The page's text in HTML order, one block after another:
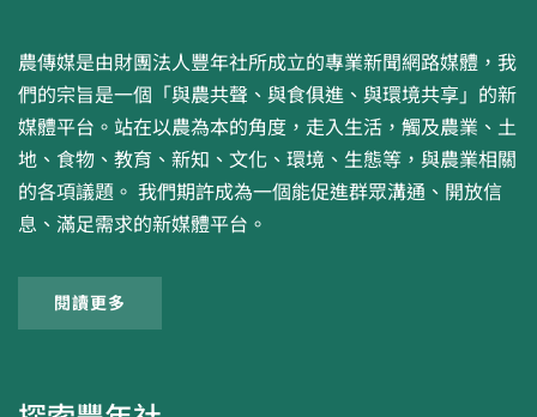
農傳媒是由財團法人豐年社所成立的專業新聞網路媒體，我
們的宗旨是一個「與農共聲、與食俱進、與環境共享」的新
媒體平台。站在以農為本的角度，走入生活，觸及農業、土
地、食物、教育、新知、文化、環境、生態等，與農業相關
的各項議題。 我們期許成為一個能促進群眾溝通、開放信
息、滿足需求的新媒體平台。
閱讀更多